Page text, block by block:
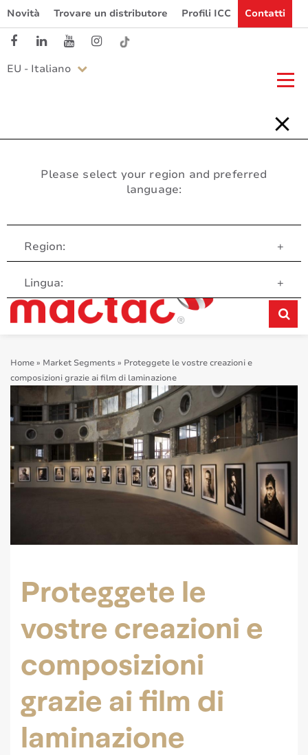
Novità Trovare un distributore Profili ICC Contatti
EU - Italiano
Please select your region and preferred
language:
Region: +
Lingua: +
Servizio clienti
Home» Market Segments » Proteggete le vostre creazioni e
composizioni grazie ai film di laminazione
Proteggete le
vostre creazioni e
composizioni
grazie ai film di
laminazione